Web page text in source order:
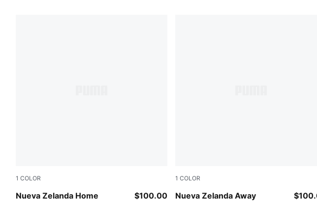
1 COLOR
Nueva Zelanda Home
PUMA Black-PUMA Silver
$100.00
1 COLOR
Nueva Zelanda Away
PUMA White-Silver Mist